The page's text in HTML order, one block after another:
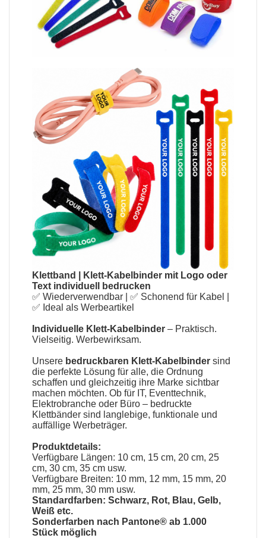
Klettband
Klett-Kabelbinder mit Logo oder
Text individuell bedrucken
✅ Wiederverwendbar | ✅ Schonend für Kabel |
✅ Ideal als Werbeartikel
Individuelle Klett-Kabelbinder – Praktisch.
Vielseitig. Werbewirksam.
Unsere bedruckbaren Klett-Kabelbinder sind
die perfekte Lösung für alle, die Ordnung
schaffen und gleichzeitig ihre Marke sichtbar
machen möchten. Ob für IT, Eventtechnik,
Elektrobranche oder Büro – bedruckte
Klettbänder sind langlebige, funktionale und
auffällige Werbeträger.
Produktdetails:
Verfügbare Längen: 10 cm, 15 cm, 20 cm, 25
cm, 30 cm, 35 cm usw.
Verfügbare Breiten: 10 mm, 12 mm, 15 mm, 20
mm, 25 mm, 30 mm usw.
Standardfarben: Schwarz, Rot, Blau, Gelb,
Weiß etc.
Sonderfarben nach Pantone® ab 1.000
Stück möglich